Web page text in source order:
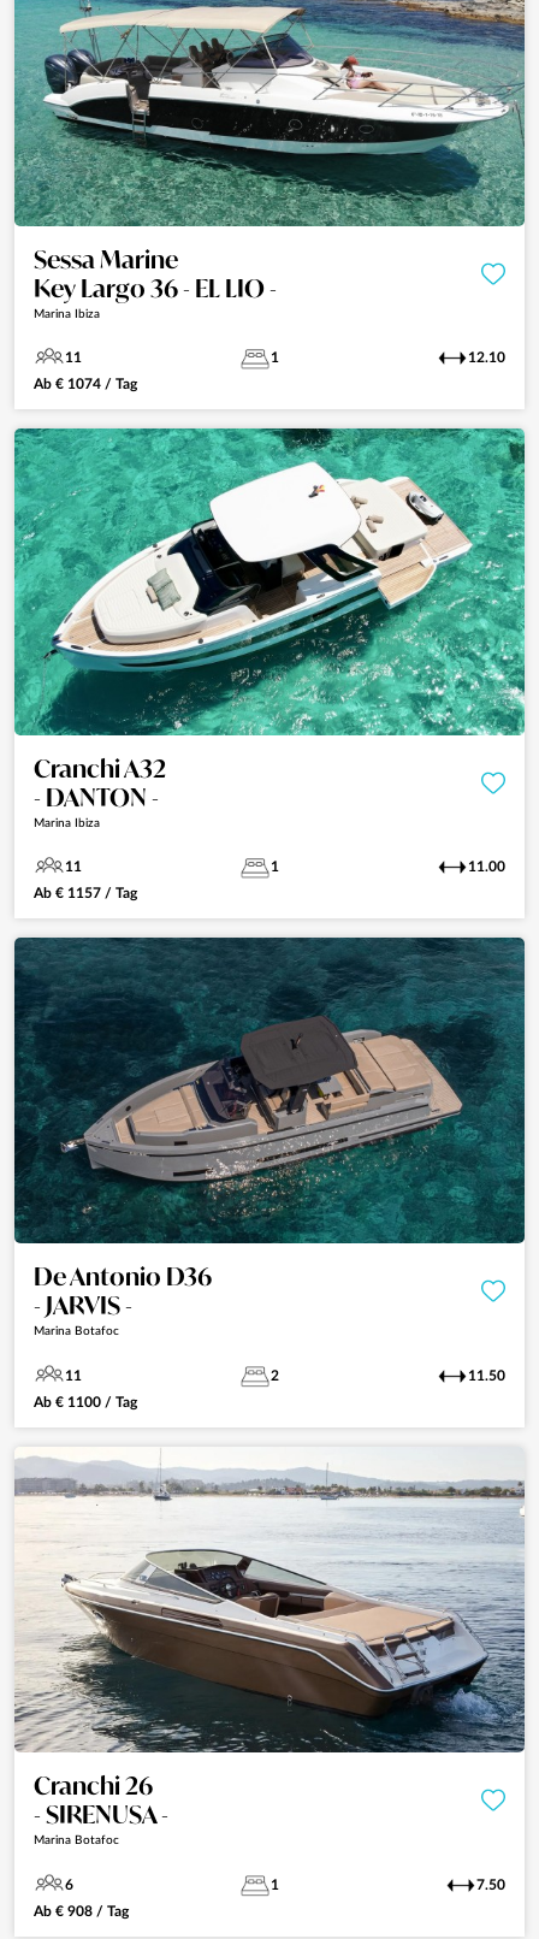
Sessa Marine
Key Largo 36 - EL LIO -
Marina Ibiza
11 1
12.10
Ab € 1074 / Tag
Cranchi A32
- DANTON -
Marina Ibiza
11 1
11.00
Ab € 1157 / Tag
De Antonio D36
- JARVIS -
Marina Botafoc
11 2
11.50
Ab € 1100 / Tag
Cranchi 26
- SIRENUSA -
Marina Botafoc
6 1
7.50
Ab € 908 / Tag